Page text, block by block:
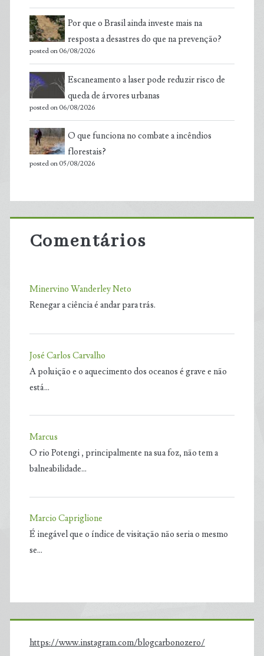
Por que o Brasil ainda investe mais na
resposta a desastres do que na prevenção?
posted on 06/08/2026
Escaneamento a laser pode reduzir risco de
queda de árvores urbanas
posted on 06/08/2026
O que funciona no combate a incêndios
florestais?
posted on 05/08/2026
Comentários
Minervino Wanderley Neto
Renegar a ciência é andar para trás.
José Carlos Carvalho
A poluição e o aquecimento dos oceanos é grave e não
está…
Marcus
O rio Potengi , principalmente na sua foz, não tem a
balneabilidade…
Marcio Capriglione
É inegável que o índice de visitação não seria o mesmo
se…
https://www.instagram.com/blogcarbonozero/